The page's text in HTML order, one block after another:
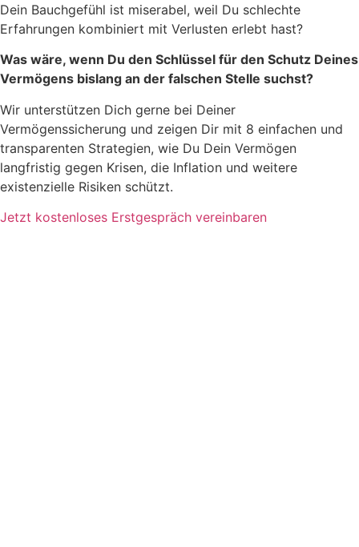
Dein Bauchgefühl ist miserabel, weil Du schlechte
Erfahrungen kombiniert mit Verlusten erlebt hast?
Was wäre, wenn Du den Schlüssel für den Schutz Deines
Vermögens bislang an der falschen Stelle suchst?
Wir unterstützen Dich gerne bei Deiner
Vermögenssicherung und zeigen Dir mit 8 einfachen und
transparenten Strategien, wie Du Dein Vermögen
langfristig gegen Krisen, die Inflation und weitere
existenzielle Risiken schützt.
Jetzt kostenloses Erstgespräch vereinbaren